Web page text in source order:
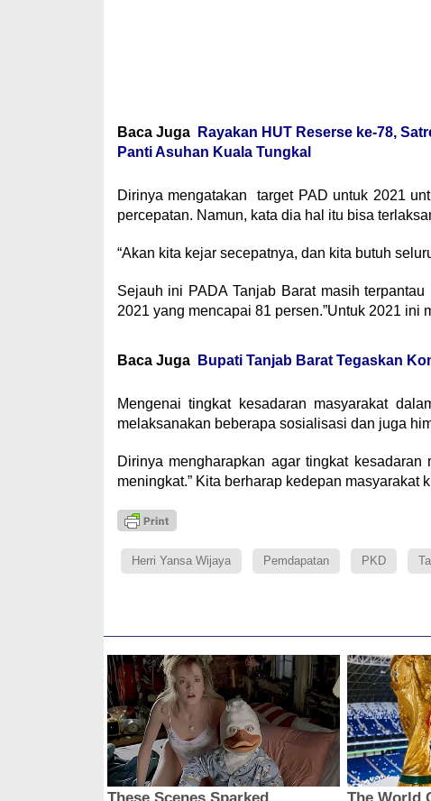
Baca Juga
Rayakan HUT Reserse ke-78,
Panti Asuhan ​Kuala Tungkal
Dirinya mengatakan target PAD untuk 2021
percepatan. Namun, kata dia hal itu bisa
“Akan kita kejar secepatnya, dan kita butuh
Sejauh ini PADA Tanjab Barat masih
2021 yang mencapai 81 persen.”Untuk 2021 ini
Baca Juga Bupati Tanjab Barat Tegaskan
Mengenai tingkat kesadaran masyarakat
melaksanakan beberapa sosialisasi dan juga
Dirinya mengharapkan agar tingkat
meningkat.” Kita berharap kedepan masyarakat
Herri Yansa Wijaya Pemdapatan PKD